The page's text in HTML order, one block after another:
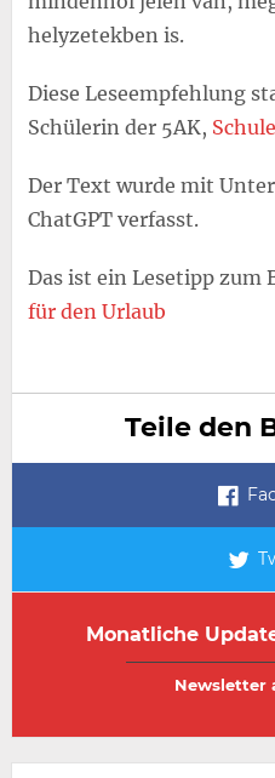
helyzetekben is.
Diese Leseempfehlung
Schülerin der 5AK,
Der Text wurde mit
ChatGPT verfasst.
Das ist ein Lesetipp zum
für den Urlaub
Teile den
Monatliche